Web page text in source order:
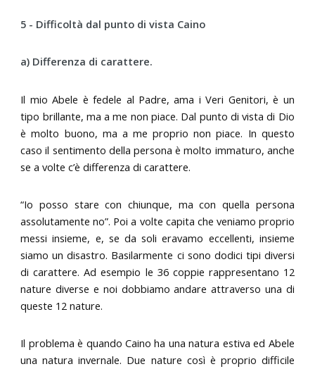
5 - Difficoltà dal punto di vista Caino
a) Differenza di carattere.
Il mio Abele è fedele al Padre, ama i Veri Genitori, è un
tipo brillante, ma a me non piace. Dal punto di vista di Dio
è molto buono, ma a me proprio non piace. In questo
caso il sentimento della persona è molto immaturo, anche
se a volte c’è differenza di carattere.
“Io posso stare con chiunque, ma con quella persona
assolutamente no”. Poi a volte capita che veniamo proprio
messi insieme, e, se da soli eravamo eccellenti, insieme
siamo un disastro. Basilarmente ci sono dodici tipi diversi
di carattere. Ad esempio le 36 coppie rappresentano 12
nature diverse e noi dobbiamo andare attraverso una di
queste 12 nature.
Il problema è quando Caino ha una natura estiva ed Abele
una natura invernale. Due nature così è proprio difficile